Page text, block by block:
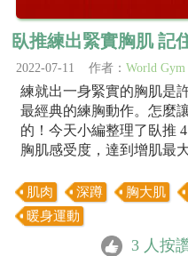
臥推練出緊實胸肌 記
2022-07-11 作者： World Gym
練就出一身緊實的胸肌是
最經典的練胸動作。怎麼
的！今天小編整理了臥推
胸肌感受度，達到增肌最大
肌肉 深蹲 胸大肌
暖身運動
3 人按